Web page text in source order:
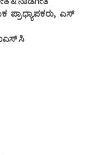
ಪ್ರಾಧ್ಯಾಪಕರು, ಎಸ್
ಸಿ